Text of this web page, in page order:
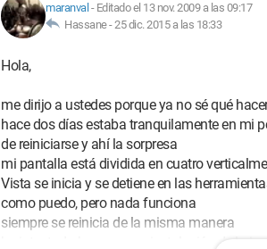
maranval - Editado el 13 nov. 2009 a las 09:17
Hassane -25 dic. 2015 a las 18:33
Hola,
me dirijo a ustedes porque ya no sé qué
hace dos días estaba tranquilamente en mi
de reiniciarse y ahí la sorpresa
mi pantalla está dividida en cuatro
Vista se inicia y se detiene en las
como puedo, pero nada funciona
siempre se reinicia de la misma manera
he intentado hacer una reinstalación de la